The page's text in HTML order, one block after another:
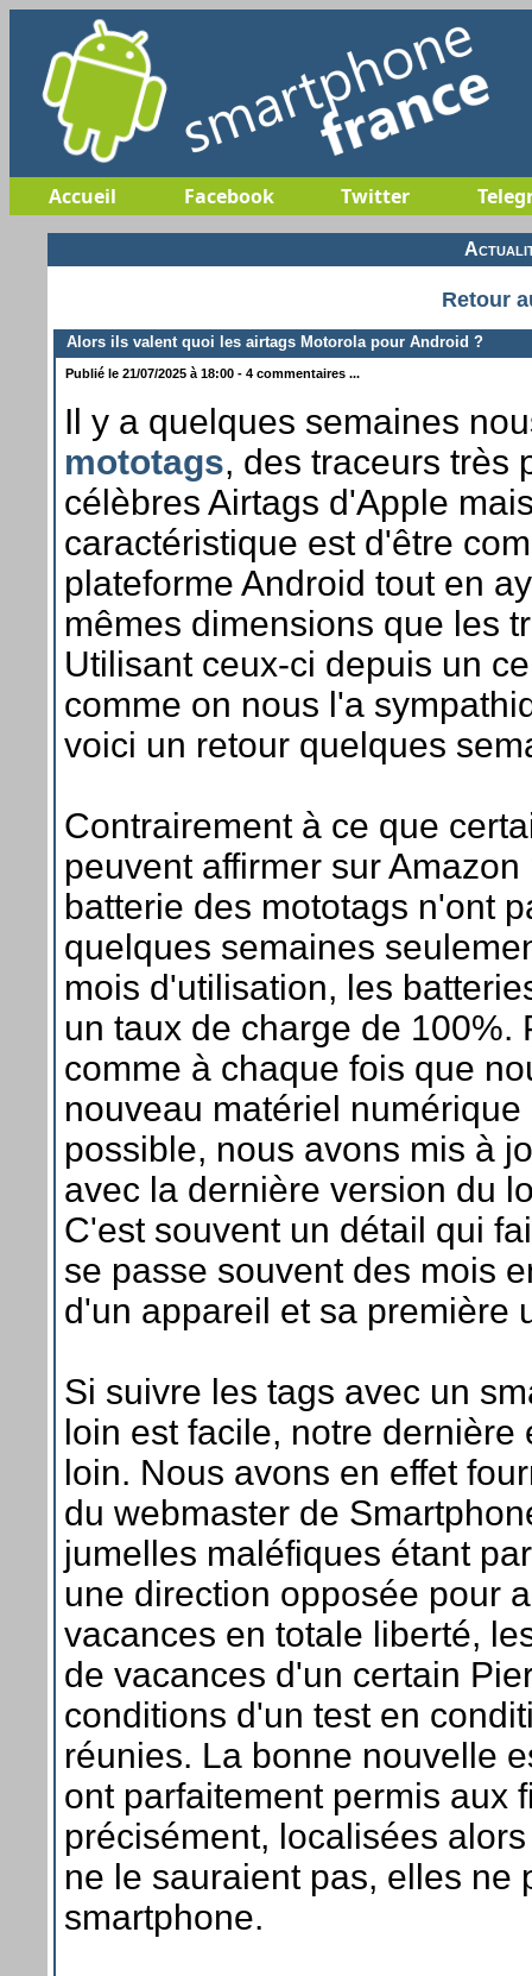
Accueil Facebook Twitter
Retour
Alors ils valent quoi les airtags Motorola pour Android ?
Publié le 21/07/2025 à 18:00 - 4 commentaires ...
Il y a quelques semaines
mototags, des traceurs très
célèbres Airtags d'Apple
caractéristique est d'être
plateforme Android tout en
mêmes dimensions que les
Utilisant ceux-ci depuis un
comme on nous l'a
voici un retour quelques
Contrairement à ce que
peuvent affirmer sur
batterie des mototags n'ont
quelques semaines
mois d'utilisation, les
un taux de charge de 100%.
comme à chaque fois que
nouveau matériel
possible, nous avons mis à
avec la dernière version du
C'est souvent un détail qui
se passe souvent des mois
d'un appareil et sa première
Si suivre les tags avec un
loin est facile, notre dernière
loin. Nous avons en effet
du webmaster de
jumelles maléfiques étant
une direction opposée pour
vacances en totale liberté,
de vacances d'un certain
conditions d'un test en
réunies. La bonne nouvelle
ont parfaitement permis aux
précisément, localisées
ne le sauraient pas, elles ne
smartphone.